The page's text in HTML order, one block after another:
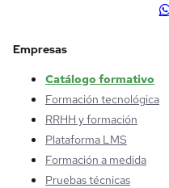
Empresas
Catálogo formativo
Formación tecnológica
RRHH y formación
Plataforma LMS
Formación a medida
Pruebas técnicas